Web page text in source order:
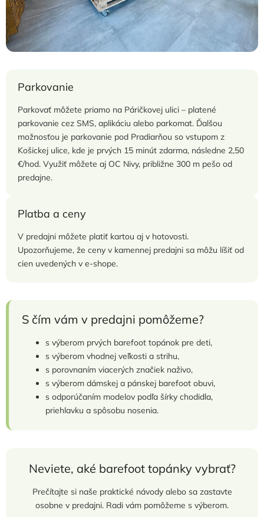
Parkovanie
Parkovať môžete priamo na Páričkovej ulici – platené
parkovanie cez SMS, aplikáciu alebo parkomat. Ďalšou
možnosťou je parkovanie pod Pradiarňou so vstupom z
Košickej ulice, kde je prvých 15 minút zdarma, následne 2,50
€/hod. Využiť môžete aj OC Nivy, približne 300 m pešo od
predajne.
Platba a ceny
V predajni môžete platiť kartou aj v hotovosti.
Upozorňujeme, že ceny v kamennej predajni sa môžu líšiť od
cien uvedených v e-shope.
S čím vám v predajni pomôžeme?
s výberom prvých barefoot topánok pre deti,
s výberom vhodnej veľkosti a strihu,
s porovnaním viacerých značiek naživo,
s výberom dámskej a pánskej barefoot obuvi,
s odporúčaním modelov podľa šírky chodidla,
priehlavku a spôsobu nosenia.
Neviete, aké barefoot topánky vybrať?
Prečítajte si naše praktické návody alebo sa zastavte
osobne v predajni. Radi vám pomôžeme s výberom.